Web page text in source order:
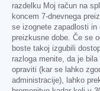
razdelku Moj račun na
koncem 7-dnevnega
se izognete zapadlosti
preizkusne dobe. Če se
boste takoj izgubili
razloga menite, da je
opraviti (kar se lahko
administracije), lahko